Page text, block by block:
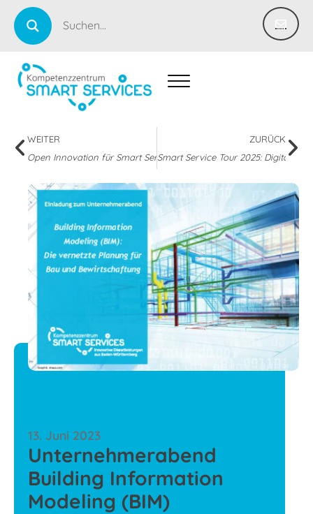
WEITER
Open Innovation für Smart Services
ZURÜCK
Smart Service Tour 2025: Digitale
Unternehmerabend
Building Information
Modeling (BIM)
13. Juni 2023